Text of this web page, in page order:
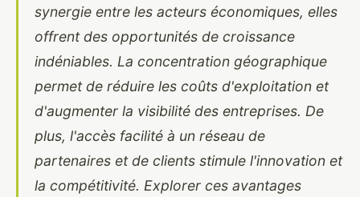
synergie entre les acteurs économiques, elles
offrent des opportunités de croissance
indéniables. La concentration géographique
permet de réduire les coûts d'exploitation et
d'augmenter la visibilité des entreprises. De
plus, l'accès facilité à un réseau de
partenaires et de clients stimule l'innovation et
la compétitivité. Explorer ces avantages